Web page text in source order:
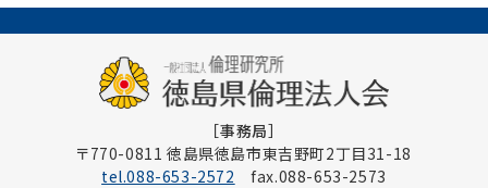
［事務局］
〒770-0811 徳島県徳島市東吉野町2丁目31-18
tel.088-653-2572 fax.088-653-2573